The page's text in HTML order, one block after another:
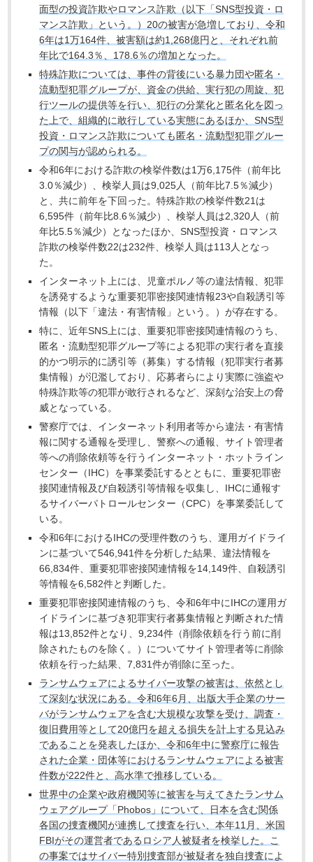
面型の投資詐欺やロマンス詐欺（以下「SNS型投資・ロ
マンス詐欺」という。）20の被害が急増しており、令和
6年は1万164件、被害額は約1,268億円と、それぞれ前
年比で164.3％、178.6％の増加となった。
特殊詐欺については、事件の背後にいる暴力団や匿名・
流動型犯罪グループが、資金の供給、実行犯の周旋、犯
行ツールの提供等を行い、犯行の分業化と匿名化を図っ
た上で、組織的に敢行している実態にあるほか、SNS型
投資・ロマンス詐欺についても匿名・流動型犯罪グルー
プの関与が認められる。
令和6年における詐欺の検挙件数は1万6,175件（前年比
3.0％減少）、検挙人員は9,025人（前年比7.5％減少）
と、共に前年を下回った。特殊詐欺の検挙件数21は
6,595件（前年比8.6％減少）、検挙人員は2,320人（前
年比5.5％減少）となったほか、SNS型投資・ロマンス
詐欺の検挙件数22は232件、検挙人員は113人となっ
た。
インターネット上には、児童ポルノ等の違法情報、犯罪
を誘発するような重要犯罪密接関連情報23や自殺誘引等
情報（以下「違法・有害情報」という。）が存在する。
特に、近年SNS上には、重要犯罪密接関連情報のうち、
匿名・流動型犯罪グループ等による犯罪の実行者を直接
的かつ明示的に誘引等（募集）する情報（犯罪実行者募
集情報）が氾濫しており、応募者らにより実際に強盗や
特殊詐欺等の犯罪が敢行されるなど、深刻な治安上の脅
威となっている。
警察庁では、インターネット利用者等から違法・有害情
報に関する通報を受理し、警察への通報、サイト管理者
等への削除依頼等を行うインターネット・ホットライン
センター（IHC）を事業委託するとともに、重要犯罪密
接関連情報及び自殺誘引等情報を収集し、IHCに通報す
るサイバーパトロールセンター（CPC）を事業委託して
いる。
令和6年におけるIHCの受理件数のうち、運用ガイドライ
ンに基づいて546,941件を分析した結果、違法情報を
66,834件、重要犯罪密接関連情報を14,149件、自殺誘引
等情報を6,582件と判断した。
重要犯罪密接関連情報のうち、令和6年中にIHCの運用ガ
イドラインに基づき犯罪実行者募集情報と判断された情
報は13,852件となり、9,234件（削除依頼を行う前に削
除されたものを除く。）についてサイト管理者等に削除
依頼を行った結果、7,831件が削除に至った。
ランサムウェアによるサイバー攻撃の被害は、依然とし
て深刻な状況にある。令和6年6月、出版大手企業のサー
バがランサムウェアを含む大規模な攻撃を受け、調査・
復旧費用等として20億円を超える損失を計上する見込み
であることを発表したほか、令和6年中に警察庁に報告
された企業・団体等におけるランサムウェアによる被害
件数が222件と、高水準で推移している。
世界中の企業や政府機関等に被害を与えてきたランサム
ウェアグループ「Phobos」について、日本を含む関係
各国の捜査機関が連携して捜査を行い、本年11月、米国
FBIがその運営者であるロシア人被疑者を検挙した。こ
の事案ではサイバー特別捜査部が被疑者を独自捜査によ